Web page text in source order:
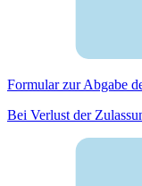
Formular zur Abgabe
Bei Verlust der